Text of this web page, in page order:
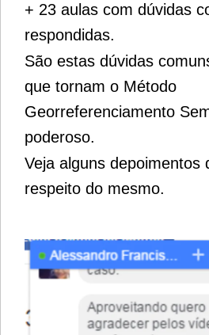
+ 23 aulas com dúvidas
respondidas.
São estas dúvidas
que tornam o Método
Georreferenciamento
poderoso.
Veja alguns depoimentos
respeito do mesmo.